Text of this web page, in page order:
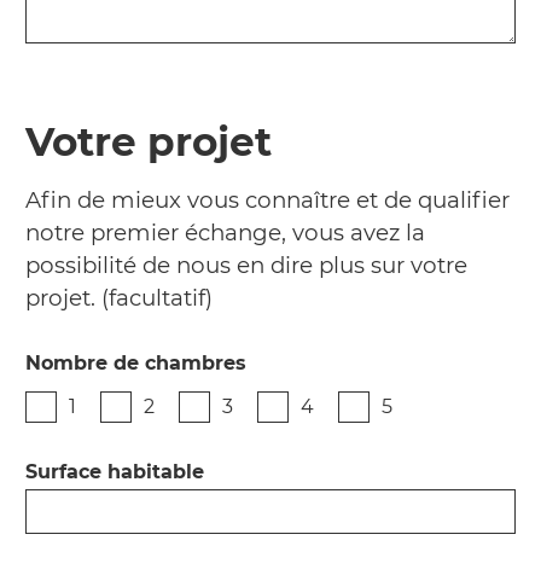
Votre projet
Afin de mieux vous connaître et de qualifier
notre premier échange, vous avez la
possibilité de nous en dire plus sur votre
projet. (facultatif)
Nombre de chambres
1
2 3 4 5
Surface habitable